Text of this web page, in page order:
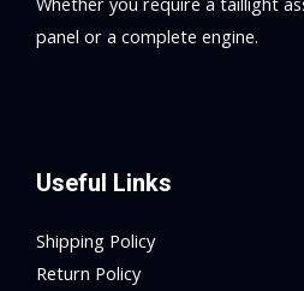
panel or a complete engine.
Useful Links
Shipping Policy
Return Policy